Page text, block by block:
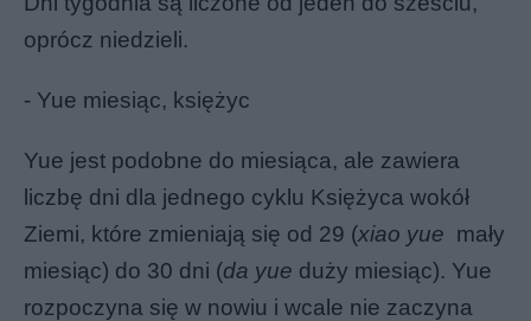
oprócz niedzieli.
- Yue miesiąc, księżyc
Yue jest podobne do miesiąca, ale zawiera
liczbę dni dla jednego cyklu Księżyca wokół
Ziemi, które zmieniają się od 29 (xiao yue mały
miesiąc) do 30 dni (da yue duży miesiąc). Yue
rozpoczyna się w nowiu i wcale nie zaczyna